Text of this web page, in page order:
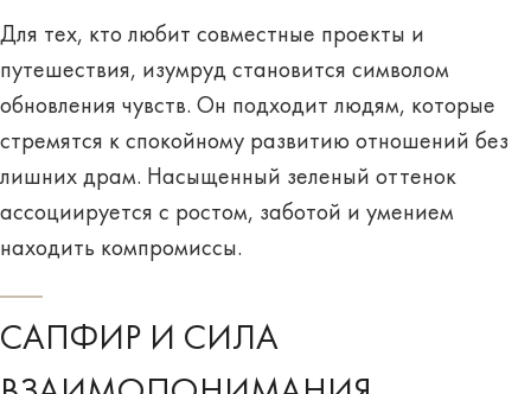
Для тех, кто любит совместные проекты и
путешествия, изумруд становится символом
обновления чувств. Он подходит людям, которые
стремятся к спокойному развитию отношений без
лишних драм. Насыщенный зеленый оттенок
ассоциируется с ростом, заботой и умением
находить компромиссы.
САПФИР И СИЛА